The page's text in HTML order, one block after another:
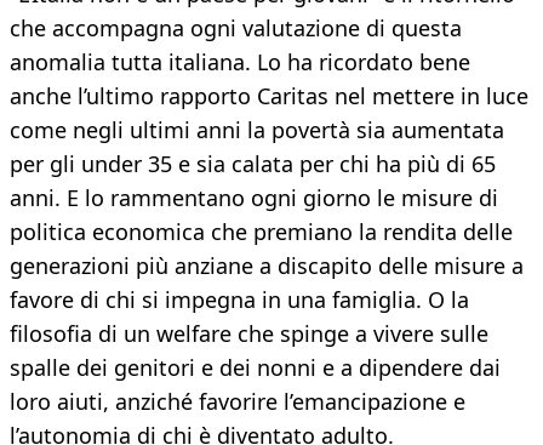
che accompagna ogni valutazione di questa
anomalia tutta italiana. Lo ha ricordato bene
anche l’ultimo rapporto Caritas nel mettere in luce
come negli ultimi anni la povertà sia aumentata
per gli under 35 e sia calata per chi ha più di 65
anni. E lo rammentano ogni giorno le misure di
politica economica che premiano la rendita delle
generazioni più anziane a discapito delle misure a
favore di chi si impegna in una famiglia. O la
filosofia di un welfare che spinge a vivere sulle
spalle dei genitori e dei nonni e a dipendere dai
loro aiuti, anziché favorire l’emancipazione e
l’autonomia di chi è diventato adulto.